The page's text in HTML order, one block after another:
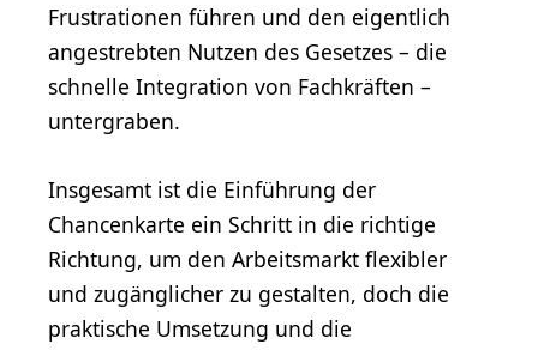
Frustrationen führen und den eigentlich
angestrebten Nutzen des Gesetzes – die
schnelle Integration von Fachkräften –
untergraben.
Insgesamt ist die Einführung der
Chancenkarte ein Schritt in die richtige
Richtung, um den Arbeitsmarkt flexibler
und zugänglicher zu gestalten, doch die
praktische Umsetzung und die